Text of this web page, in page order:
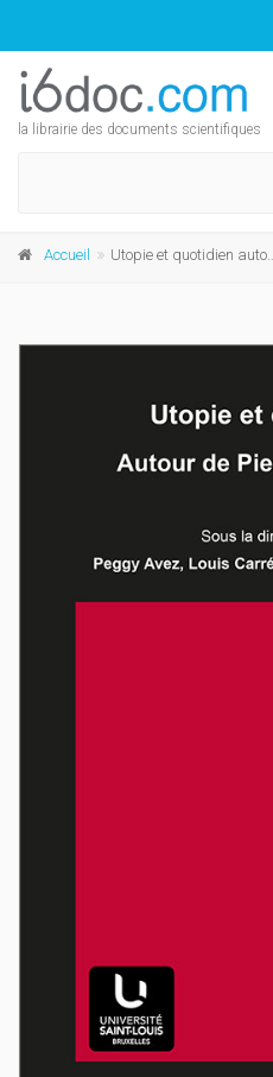
la librairie des documents scientifiques
Accueil Utopie et quotidien autour de Pierre Macherey